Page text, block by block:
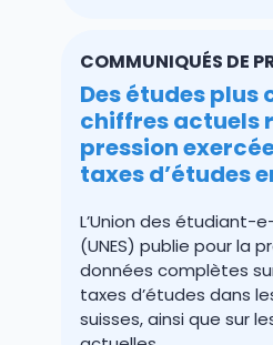
COMMUNIQUÉS DE
Des études plus
chiffres actuels
pression
taxes d’études
L’Union des étudiant-
(UNES) publie pour la
données complètes
taxes d’études dans
suisses, ainsi que sur